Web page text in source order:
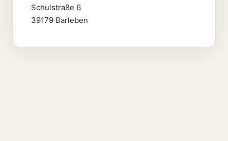
Schulstraße 6
39179 Barleben